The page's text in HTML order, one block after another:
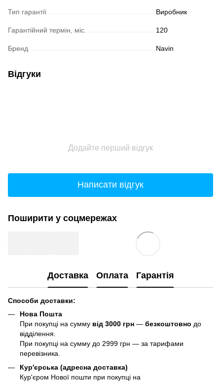
Тип гарантії Виробник
Гарантійний термін, міс. 120
Бренд Navin
Відгуки
Додайте перший відгук
Написати відгук
Поширити у соцмережах
Доставка Оплата Гарантія
Способи доставки:
Нова Пошта
При покупці на сумму від 3000 грн — безкоштовно до
відділення.
При покупці на сумму до 2999 грн — за тарифами
перевізника.
Кур'єрська (адресна доставка)
Кур'єром Нової пошти при покупці на